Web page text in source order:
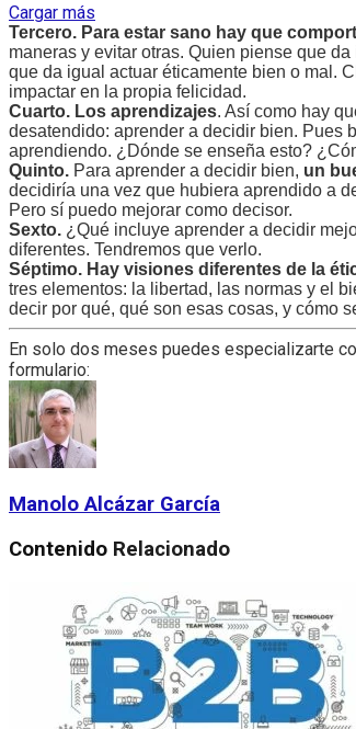
Cargar más
Tercero. Para estar sano hay que
maneras y evitar otras. Quien piense que
que da igual actuar éticamente bien o mal.
impactar en la propia felicidad.
Cuarto. Los aprendizajes. Así como hay
desatendido: aprender a decidir bien. Pues
aprendiendo. ¿Dónde se enseña esto?
Quinto. Para aprender a decidir bien, un
decidiría una vez que hubiera aprendido a
Pero sí puedo mejorar como decisor.
Sexto. ¿Qué incluye aprender a decidir
diferentes. Tendremos que verlo.
Séptimo. Hay visiones diferentes de la
tres elementos: la libertad, las normas y el
decir por qué, qué son esas cosas, y cómo
En solo dos meses puedes especializarte
formulario:
Manolo Alcázar García
Contenido Relacionado